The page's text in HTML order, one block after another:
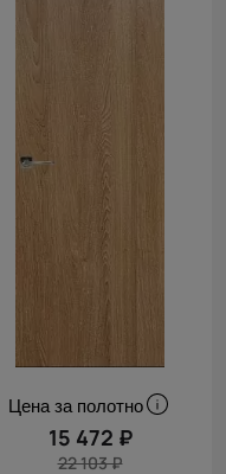
Цена за полотно
15 472 ₽
22 103 ₽